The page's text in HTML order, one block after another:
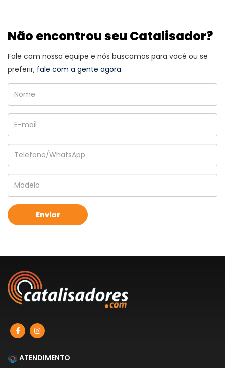
Não encontrou seu Catalisador?
Fale com nossa equipe e nós buscamos para você ou se
preferir, fale com a gente agora.
ATENDIMENTO